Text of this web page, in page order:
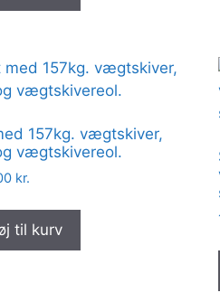
157kg. vægtskiver,
vægtskivereol.
kr.
til kurv